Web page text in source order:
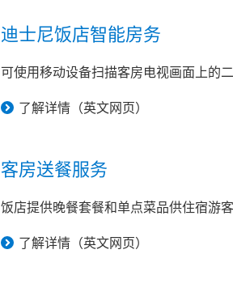
迪士尼饭店智能房务
可使用移动设备扫描客房电视画面上的二
了解详情（英文网页）
客房送餐服务
饭店提供晚餐套餐和单点菜品供住宿游客
了解详情（英文网页）